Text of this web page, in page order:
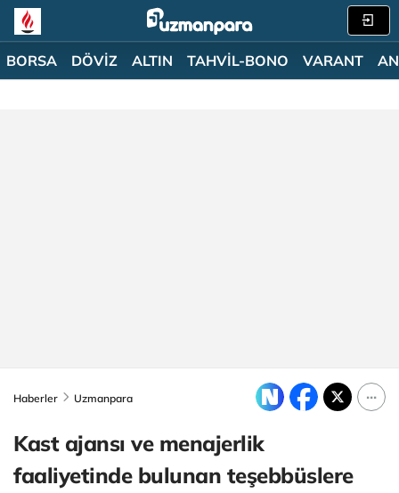
BORSA DÖVİZ ALTIN TAHVİL-BONO VARANT
Haberler Uzmanpara
Kast ajansı ve menajerlik
faaliyetinde bulunan teşebbüslere